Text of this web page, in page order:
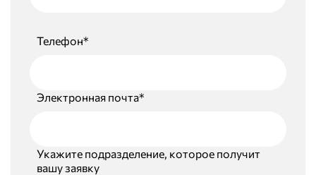
Телефон*
Электронная почта*
Укажите подразделение, которое получит
вашу заявку